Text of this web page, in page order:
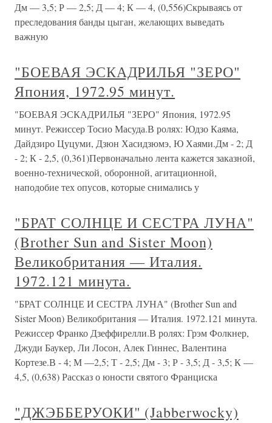
Дм — 3,5; Р — 2,5; Д — 4; К — 4, (0,556)Скрываясь от
преследования банды цыган, желающих выведать
важную
"БОЕВАЯ ЭСКАДРИЛЬЯ "ЗЕРО"
Япония, 1972.95 минут.
"БОЕВАЯ ЭСКАДРИЛЬЯ "ЗЕРО" Япония, 1972.95
минут. Режиссер Тосио Масуда.В ролях: Юдзо Каяма,
Дайдзиро Цуцуми, Дзюн Хасидзюмэ, Ю Хаями.Дм - 2; Д
- 2; К - 2,5, (0,361)Первоначально лента кажется заказной,
военно-технической, оборонной, агитационной,
наподобие тех опусов, которые снимались у
"БРАТ СОЛНЦЕ И СЕСТРА ЛУНА"
(Brother Sun and Sister Moon)
Великобритания — Италия.
1972.121 минута.
"БРАТ СОЛНЦЕ И СЕСТРА ЛУНА" (Brother Sun and
Sister Moon) Великобритания — Италия. 1972.121 минута.
Режиссер Франко Дзеффирелли.В ролях: Грэм Фолкнер,
Джуди Баукер, Ли Лосон, Алек Гиннес, Валентина
Кортезе.В - 4; М —2,5; Т - 2,5; Дм - 3; Р - 3,5; Д - 3,5; К —
4,5, (0,638) Рассказ о юности святого Франциска
"ДЖЭББЕРУОКИ" (Jabberwocky)